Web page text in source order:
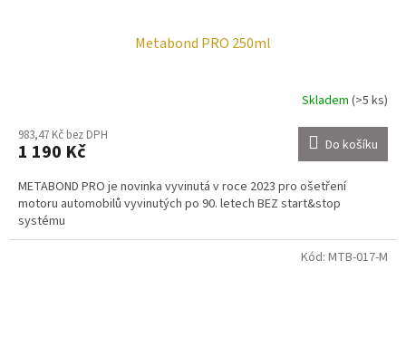
Metabond PRO 250ml
Skladem (>5 ks)
983,47 Kč bez DPH
1 190 Kč Do košíku
METABOND PRO je novinka vyvinutá v roce 2023 pro ošetření
motoru automobilů vyvinutých po 90. letech BEZ start&stop
systému
Kód: MTB-017-M